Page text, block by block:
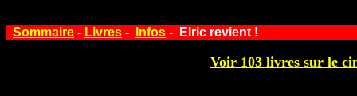
Sommaire - Livres - Infos - Elric revient !
Voir 103 livres sur le